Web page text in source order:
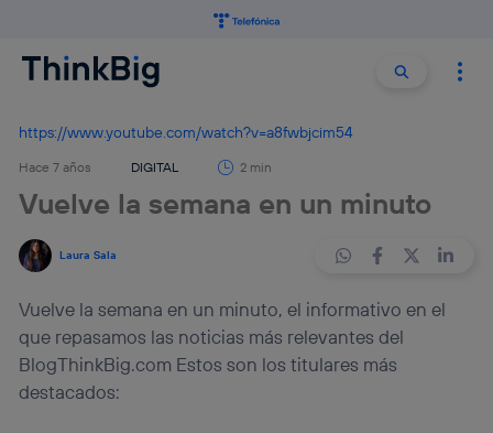
Buscar
https://www.youtube.com/watch?v=a8fwbjcim54
Hace 7 años DIGITAL 2 min
Vuelve la semana en un minuto
Laura Sala
Vuelve la semana en un minuto, el informativo en el
que repasamos las noticias más relevantes del
BlogThinkBig.com Estos son los titulares más
destacados: